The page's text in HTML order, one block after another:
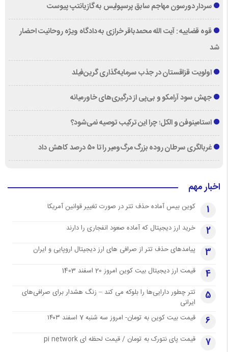
سردار دورسون مهاجم سابق پرسپولیس به گازیانتپ پیوست
قوه قضاییه : آیت الله محمدباقر خرازی به دادگاه ویژه روحانیت احضار
شد
اولویت قزاقستان در جذب سرمایه‌گذاری گرین‌فیلد
جهش سود آرامکو و بی‌پی از درگیری‌های خاورمیانه
استامینوفن و الکل؛ چرا این ترکیب توصیه نمی‌شود؟
غربالگری سرطان روده بزرگ مرگ‌ومیر را تا ۵۰ درصد کاهش داد
اخبار مهم
1 کوین بیس آماده حذف تتر در صورت تغییر قوانین آمریکا
2 خرید ارز دیجیتال که آماده صعود انفجاری را دارند
3 پیامدهای حذف تتر از صرافی های ارز دیجیتال اروپایی و ایران
4 قیمت ارز دیجیتال بیت کوین امروز 20 اسفند 1403
5
تتر چطور دارایی‌ها را بلوکه می کند – زنگ هشدار برای صرافی‌های
ایرانی
6 قیمت بیت کوین به تومان- امروز سه شنبه 7 اسفند ۱۴۰۳
7 قیمت پای نتورک به تومان / قیمت لحظه ای pi network